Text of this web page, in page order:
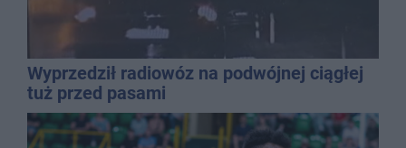
Wyprzedził radiowóz na podwójnej ciągłej
tuż przed pasami